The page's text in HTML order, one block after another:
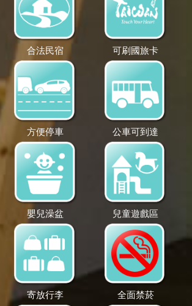
合法民宿 可刷國旅卡
方便停車 公車可到達
嬰兒澡盆 兒童遊戲區
寄放行李 全面禁菸